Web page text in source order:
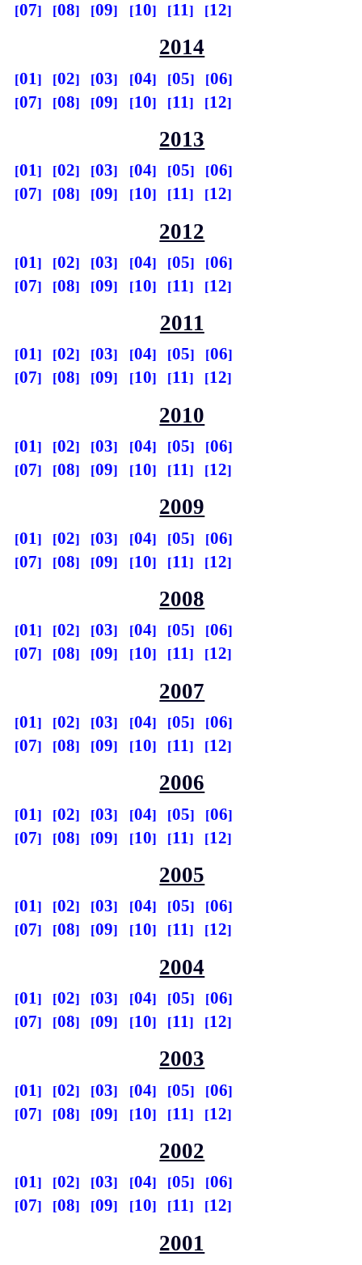
07
08 09 10 11 12
2014
01 02 03 04 05
06
07
08 09 10 11 12
2013
01 02 03 04 05
06
07
08 09 10 11 12
2012
01 02 03 04 05
06
07
08 09 10 11 12
2011
01 02 03 04 05
06
07
08 09 10 11 12
2010
01 02 03 04 05
06
07
08 09 10 11 12
2009
01 02 03 04 05
06
07
08 09 10 11 12
2008
01 02 03 04 05
06
07
08 09 10 11 12
2007
01 02 03 04 05
06
07
08 09 10 11 12
2006
01 02 03 04 05
06
07
08 09 10 11 12
2005
01 02 03 04 05
06
07
08 09 10 11 12
2004
01 02 03 04 05
06
07
08 09 10 11 12
2003
01 02 03 04 05
06
07
08 09 10 11 12
2002
01 02 03 04 05
06
07
08 09 10 11 12
2001